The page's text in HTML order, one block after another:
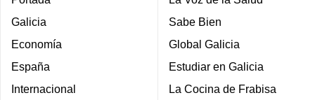
Galicia
Economía
España
Internacional
Sabe Bien
Global Galicia
Estudiar en Galicia
La Cocina de Frabisa